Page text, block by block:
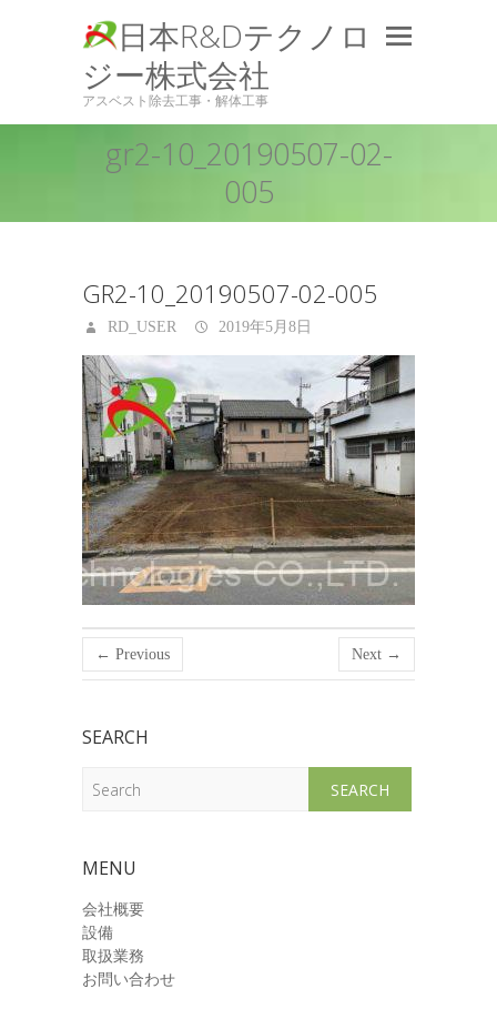
日本R&Dテクノロ
ジー株式会社
アスベスト除去工事・解体工事
gr2-10_20190507-02-
005
GR2-10_20190507-02-005
RD_USER 2019年5月8日
← Previous Next →
SEARCH
MENU
会社概要
設備
取扱業務
お問い合わせ